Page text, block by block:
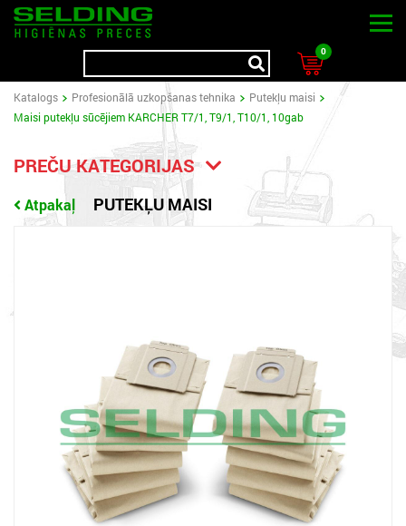
0
Katalogs Profesionālā uzkopšanas tehnika
Putekļu maisi
Maisi putekļu sūcējiem KARCHER T7/1, T9/1, T10/1, 10gab
PREČU KATEGORIJAS
Atpakaļ PUTEKĻU MAISI